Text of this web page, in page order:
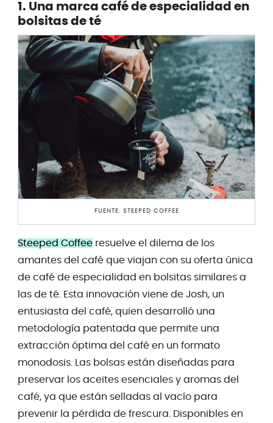
1. Una marca café de especialidad en
bolsitas de té
FUENTE: STEEPED COFFEE
Steeped Coffee resuelve el dilema de los
amantes del café que viajan con su oferta única
de café de especialidad en bolsitas similares a
las de té. Esta innovación viene de Josh, un
entusiasta del café, quien desarrolló una
metodología patentada que permite una
extracción óptima del café en un formato
monodosis. Las bolsas están diseñadas para
preservar los aceites esenciales y aromas del
café, ya que están selladas al vacío para
prevenir la pérdida de frescura. Disponibles en